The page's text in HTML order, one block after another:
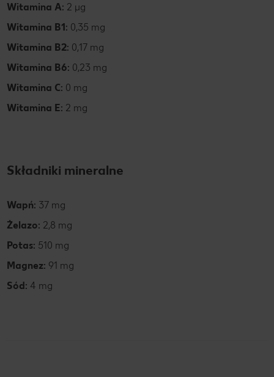
Witamina A: 2 µg
Witamina B1: 0,35 mg
Witamina B2: 0,17 mg
Witamina B6: 0,23 mg
Witamina C: 0 mg
Witamina E: 2 mg
Składniki mineralne
Wapń: 37 mg
Żelazo: 2,8 mg
Potas: 510 mg
Magnez: 91 mg
Sód: 4 mg